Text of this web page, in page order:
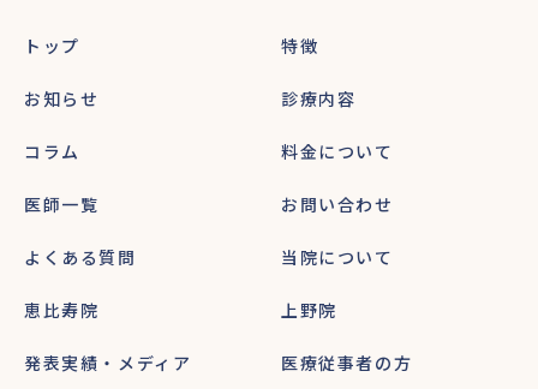
トップ 特徴
お知らせ 診療内容
コラム 料金について
医師一覧 お問い合わせ
よくある質問 当院について
恵比寿院 上野院
発表実績・メディア 医療従事者の方